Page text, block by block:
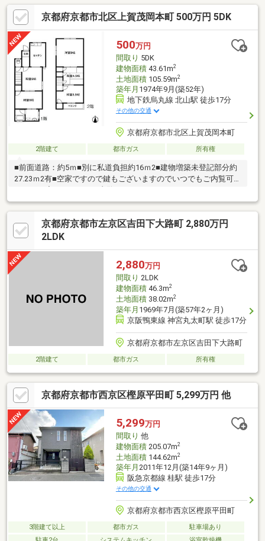
京都府京都市北区上賀茂岡本町 500万円 5DK
500万円
間取り 5DK
建物面積43.61m2
土地面積105.59m2
築年月 1974年9月(築52年)
地下鉄烏丸線 北山駅 徒歩17分
その他の交通
京都府京都市北区上賀茂岡本町
2階建て 都市ガス 所有権
■前面道路：約5ｍ■別に私道負担約16ｍ2■建物増築未登記部分約
27.23ｍ2有■空家ですので鍵もございますのでいつでもご内覧可能
までお気軽にお問い合わせ下さい。■経験年数10年以上の営業ス
タッフ在籍、宅地建物取引士・古民家鑑定士1級等も取得しており
ますのでご安心ください。
京都府京都市左京区吉田下大路町 2,880万円
2LDK
2,880万円
間取り 2LDK
建物面積46.3m2
土地面積38.02m2
築年月 1969年7月(築57年2ヶ月)
京阪鴨東線 神宮丸太町駅 徒歩17分
京都府京都市左京区吉田下大路町
2階建て 都市ガス 所有権
京都府京都市西京区樫原平田町 5,299万円 他
5,299万円
間取り 他
建物面積205.07m2
土地面積144.62m2
築年月 2011年12月(築14年9ヶ月)
阪急京都線 桂駅 徒歩17分
その他の交通
京都府京都市西京区樫原平田町
3階建て以上 都市ガス
駐車場あり